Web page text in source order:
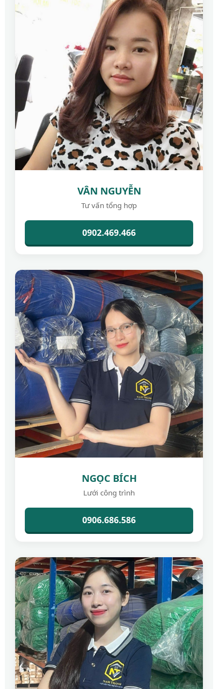
VÂN NGUYỄN
Tư vấn tổng hợp
0902.469.466
NGỌC BÍCH
Lưới công trình
0906.686.586